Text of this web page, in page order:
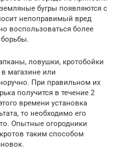
бугры появляются с
непоправимый вред
воспользоваться более
ловушки, кротобойки
магазине или
При правильном их
получится в течение 2
времени установка
то необходимо его
Опытные огородники
таким способом